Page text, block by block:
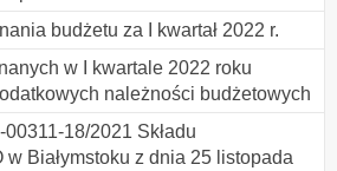
budżetu za I kwartał 2022 r.
w I kwartale 2022 roku
należności budżetowych
00311-18/2021 Składu
Białymstoku z dnia 25 listopada